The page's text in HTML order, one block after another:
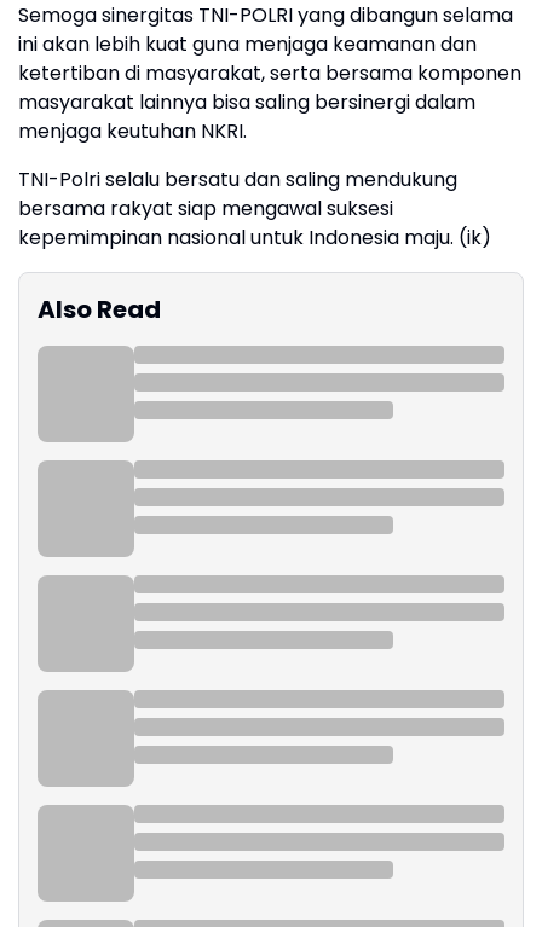
Semoga sinergitas TNI-POLRI yang dibangun selama
ini akan lebih kuat guna menjaga keamanan dan
ketertiban di masyarakat, serta bersama komponen
masyarakat lainnya bisa saling bersinergi dalam
menjaga keutuhan NKRI.
TNI-Polri selalu bersatu dan saling mendukung
bersama rakyat siap mengawal suksesi
kepemimpinan nasional untuk Indonesia maju. (ik)
Also Read